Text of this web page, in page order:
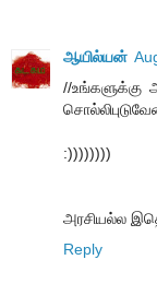
ஆயில்யன்
//உங்களுக்கு
:))))))))
அரசியல்ல
Reply